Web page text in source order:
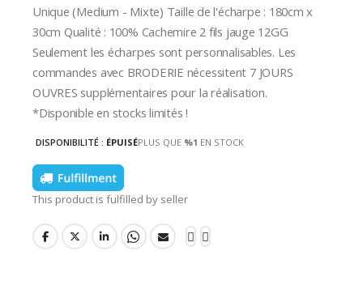
Unique (Medium - Mixte) Taille de l'écharpe : 180cm x
30cm Qualité : 100% Cachemire 2 fils jauge 12GG
Seulement les écharpes sont personnalisables. Les
commandes avec BRODERIE nécessitent 7 JOURS
OUVRES supplémentaires pour la réalisation.
*Disponible en stocks limités !
DISPONIBILITÉ : ÉPUISÉPLUS QUE %1 EN STOCK
This product is fulfilled by seller